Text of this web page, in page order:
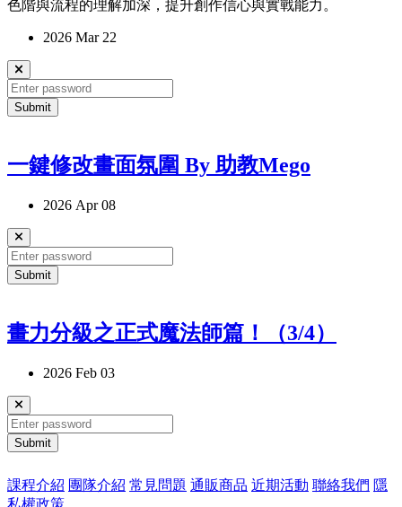
色階與流程的理解加深，提升創作信心與實戰能力。
2026 Mar 22
Submit
一鍵修改畫面氛圍 By 助教Mego
2026 Apr 08
Submit
畫力分級之正式魔法師篇！（3/4）
2026 Feb 03
Submit
課程介紹 團隊介紹 常見問題 通販商品 近期活動 聯絡我們 隱
私權政策